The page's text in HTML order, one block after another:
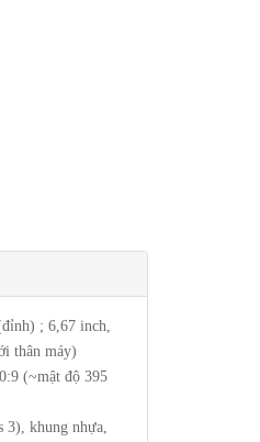
; 6,67 inch,
thân máy)
(~mật độ 395
khung nhựa,